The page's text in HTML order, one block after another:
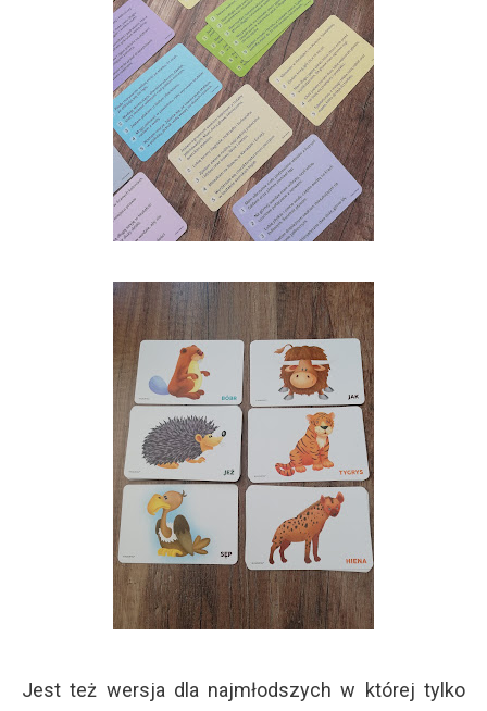
Jest też wersja dla najmłodszych w której tylko